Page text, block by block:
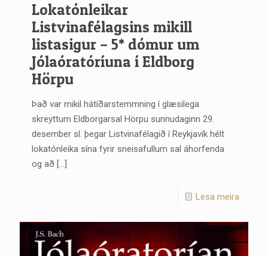
Lokatónleikar
Listvinafélagsins mikill
listasigur – 5* dómur um
Jólaóratóríuna í Eldborg
Hörpu
Það var mikil hátíðarstemmning í glæsilega
skreyttum Eldborgarsal Hörpu sunnudaginn 29.
desember sl. þegar Listvinafélagið í Reykjavík hélt
lokatónleika sína fyrir sneisafullum sal áhorfenda
og að […]
Lesa meira